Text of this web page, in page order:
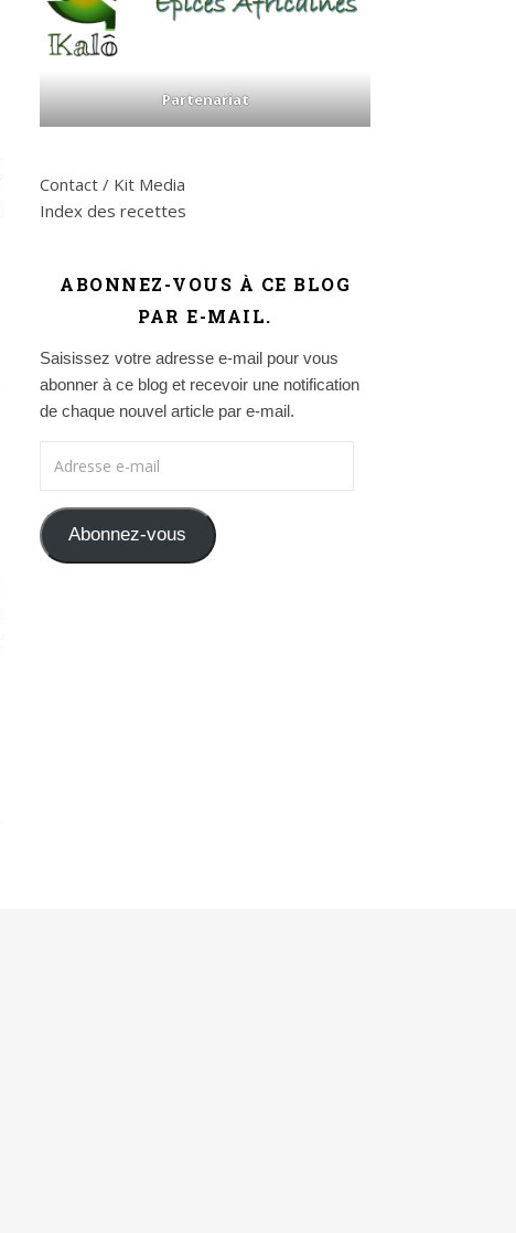
Partenariat
Contact / Kit Media
Index des recettes
ABONNEZ-VOUS À CE BLOG
PAR E-MAIL.
Saisissez votre adresse e-mail pour vous
abonner à ce blog et recevoir une notification
de chaque nouvel article par e-mail.
Abonnez-vous